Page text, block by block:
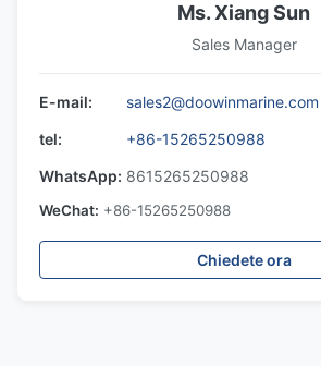
Ms. Xiang Sun
Sales Manager
E-mail:
sales2@doowinmarine.com
tel:
+86-15265250988
WhatsApp: 8615265250988
WeChat: +86-15265250988
Chiedete ora